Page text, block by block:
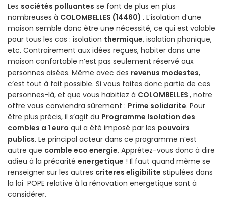
Les sociétés polluantes se font de plus en plus
nombreuses à COLOMBELLES (14460) . L’isolation d’une
maison semble donc être une nécessité, ce qui est valable
pour tous les cas : isolation thermique, isolation phonique,
etc. Contrairement aux idées reçues, habiter dans une
maison confortable n’est pas seulement réservé aux
personnes aisées. Même avec des revenus modestes,
c’est tout à fait possible. Si vous faites donc partie de ces
personnes-là, et que vous habitiez à COLOMBELLES , notre
offre vous conviendra sûrement : Prime solidarite. Pour
être plus précis, il s’agit du Programme Isolation des
combles a 1 euro qui a été imposé par les pouvoirs
publics. Le principal acteur dans ce programme n’est
autre que comble eco energie. Apprêtez-vous donc à dire
adieu à la précarité energetique ! Il faut quand même se
renseigner sur les autres criteres eligibilite stipulées dans
la loi POPE relative à la rénovation energetique sont à
considérer.